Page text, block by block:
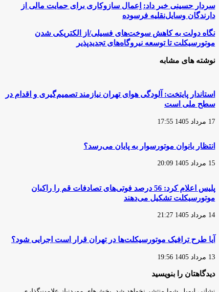
سردار
حسینی
خبر
داد:
اِعمال
سازوکاری
حمایت
وسایل‌نقلیه
فرسوده
سردار حسینی خبر داد: اِعمال سازوکاری برای حمایت مالی از
دارندگان وسایل‌نقلیه فرسوده
نگاه
دولت
به
کاهش
سوخت‌های
الکتریکی
شدن
موتورسیکلت
توسعه
نگاه دولت به کاهش سوخت‌های فسیلی/از الکتریکی شدن
موتورسیکلت تا توسعه نیروگاه‌های تجدیدپذیر
نوشته های مشابه
استاندار پایتخت: آلودگی هوای تهران نیازمند تصمیم‌گیری و اقدام در
سطح ملی است
17 مرداد 1405 17:55
انتظار بانوان موتورسوار به پایان می‌رسد؟
15 مرداد 1405 20:09
پلیس اعلام کرد: 56 درصد فوتی‌های تصادفات قم را راکبان
موتورسیکلت تشکیل می‌دهند
14 مرداد 1405 21:27
آیا طرح ترافیک موتورسیکلت‌ها در تهران قرار است اجرایی شود؟
13 مرداد 1405 19:56
دیدگاهتان را بنویسید